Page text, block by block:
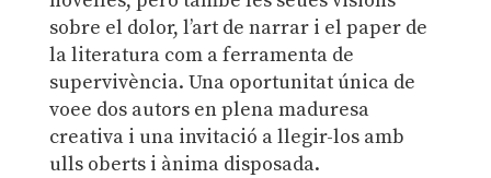
sobre el dolor, l’art de narrar i el paper de
la literatura com a ferramenta de
supervivència. Una oportunitat única de
voee dos autors en plena maduresa
creativa i una invitació a llegir-los amb
ulls oberts i ànima disposada.